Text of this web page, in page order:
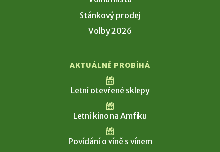
Stánkový prodej
Volby 2026
AKTUÁLNĚ PROBÍHÁ
Letní otevřené sklepy
Letní kino na Amfiku
Povídání o víně s vínem